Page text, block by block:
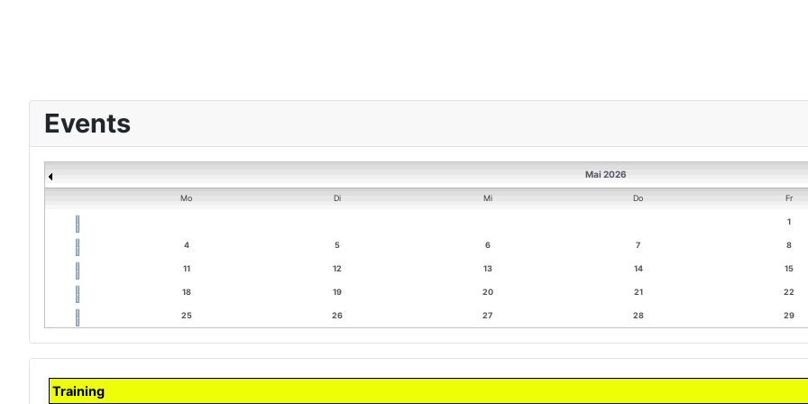
Events
Mai 2026
Mo Di Mi Do Fr
1
4 5 6 7 8
11 12 13 14 15
18 19 20 21 22
25 26 27 28 29
Training